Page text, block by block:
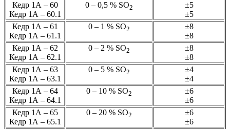
Кедр 1А – 60
Кедр 1А – 60.1
0 – 0,5 % SО2
±5
±5
Кедр 1А – 61
Кедр 1А – 61.1
0 – 1 % SО2
±8
±8
Кедр 1А – 62
Кедр 1А – 62.1
0 – 2 % SО2
±8
±8
Кедр 1А – 63
Кедр 1А – 63.1
0 – 5 % SО2
±4
±4
Кедр 1А – 64
Кедр 1А – 64.1
0 – 10 % SО2
±6
±6
Кедр 1А – 65
Кедр 1А – 65.1
0 – 20 % SО2
±6
±6